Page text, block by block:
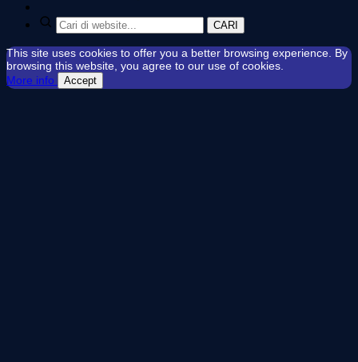
CARI
This site uses cookies to offer you a better browsing experience. By
browsing this website, you agree to our use of cookies.
More info
Accept